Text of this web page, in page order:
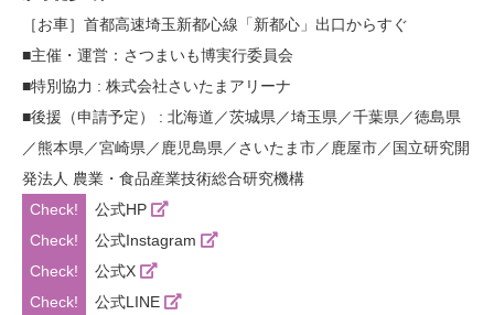
［お車］首都高速埼玉新都心線「新都心」出口からすぐ
■主催・運営：さつまいも博実行委員会
■特別協力 : 株式会社さいたまアリーナ
■後援（申請予定） : 北海道／茨城県／埼玉県／千葉県／徳島県
／熊本県／宮崎県／鹿児島県／さいたま市／鹿屋市／国立研究開
発法人 農業・食品産業技術総合研究機構
公式HP
公式Instagram
公式X
公式LINE